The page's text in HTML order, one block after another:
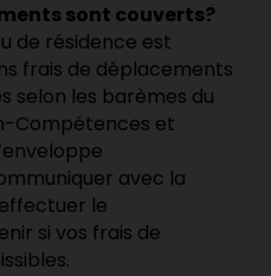
sont couverts?
de résidence est
frais de déplacements
selon les barèmes du
Compétences et
avec la
le
si vos frais de